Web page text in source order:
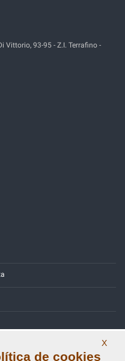
Vittorio, 93-95 - Z.I. Terrafino -
X
de cookies